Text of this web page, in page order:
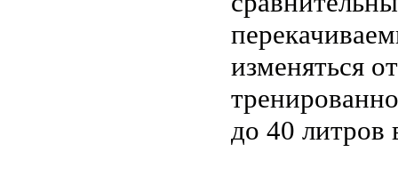
изменяться
до 40 литров